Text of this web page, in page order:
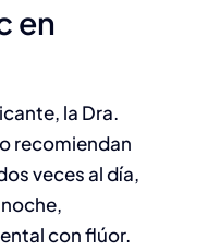
en
la Dra.
recomiendan
veces al día,
con flúor.